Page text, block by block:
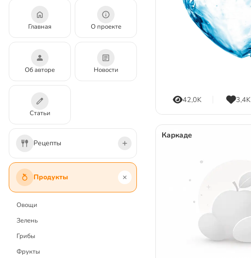
Главная О проекте
Об авторе Новости
Статьи
Рецепты
Первые блюда
Вторые блюда
Салаты
Напитки и коктейли
Соусы и заправки
Закуски
Продукты
Овощи
Зелень
Грибы
Фрукты
42,0K 3,4K
Каркаде